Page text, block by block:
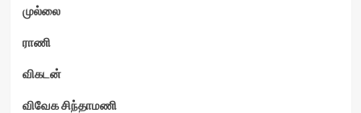
முல்லை
ராணி
விகடன்
விவேக சிந்தாமணி